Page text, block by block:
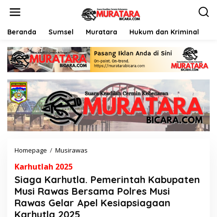
Beranda Sumsel Muratara Hukum dan Kriminal
Homepage / Musirawas
a
K
a
Karhutlah 2025
Siaga Karhutla. Pemerintah Kabupaten
Musi Rawas Bersama Polres Musi
Rawas Gelar Apel Kesiapsiagaan
Karhutla 2025